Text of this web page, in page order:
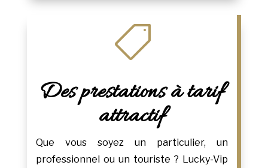

Des prestations à tarif
attractif
Que vous soyez un particulier, un
professionnel ou un touriste ? Lucky-Vip